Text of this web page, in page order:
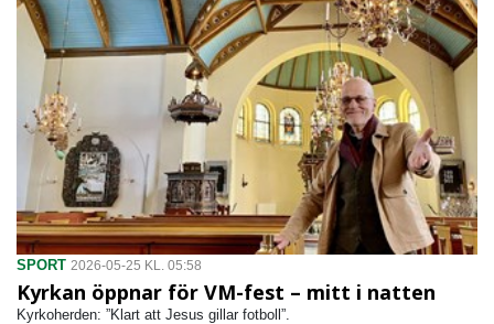
SPORT 2026-05-25 KL. 05:58
Kyrkan öppnar för VM-fest – mitt i natten
Kyrkoherden: ”Klart att Jesus gillar fotboll”.